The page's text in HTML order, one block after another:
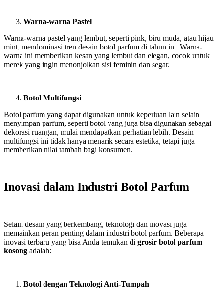
Warna-warna Pastel
Warna-warna pastel yang lembut, seperti pink, biru muda, atau hijau
mint, mendominasi tren desain botol parfum di tahun ini. Warna-
warna ini memberikan kesan yang lembut dan elegan, cocok untuk
merek yang ingin menonjolkan sisi feminin dan segar.
Botol Multifungsi
Botol parfum yang dapat digunakan untuk keperluan lain selain
menyimpan parfum, seperti botol yang juga bisa digunakan sebagai
dekorasi ruangan, mulai mendapatkan perhatian lebih. Desain
multifungsi ini tidak hanya menarik secara estetika, tetapi juga
memberikan nilai tambah bagi konsumen.
Inovasi dalam Industri Botol Parfum
Selain desain yang berkembang, teknologi dan inovasi juga
memainkan peran penting dalam industri botol parfum. Beberapa
inovasi terbaru yang bisa Anda temukan di grosir botol parfum
kosong adalah:
Botol dengan Teknologi Anti-Tumpah